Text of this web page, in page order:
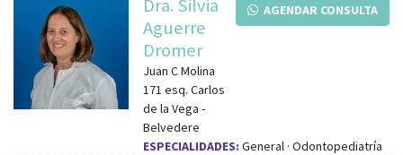
AGENDAR CONSULTA
Dra. Silvia
Aguerre
Dromer
Juan C Molina
171 esq. Carlos
de la Vega -
Belvedere
ESPECIALIDADES: General · Odontopediatría